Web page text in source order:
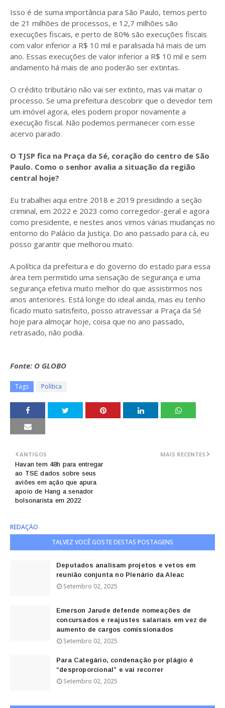
Isso é de suma importância para São Paulo, temos perto
de 21 milhões de processos, e 12,7 milhões são
execuções fiscais, e perto de 80% são execuções fiscais
com valor inferior a R$ 10 mil e paralisada há mais de um
ano. Essas execuções de valor inferior a R$ 10 mil e sem
andamento há mais de ano poderão ser extintas.
O crédito tributário não vai ser extinto, mas vai matar o
processo. Se uma prefeitura descobrir que o devedor tem
um imóvel agora, eles podem propor novamente a
execução fiscal. Não podemos permanecer com esse
acervo parado.
O TJSP fica na Praça da Sé, coração do centro de São
Paulo. Como o senhor avalia a situação da região
central hoje?
Eu trabalhei aqui entre 2018 e 2019 presidindo a seção
criminal, em 2022 e 2023 como corregedor-geral e agora
como presidente, e nestes anos vimos várias mudanças no
entorno do Palácio da Justiça. Do ano passado para cá, eu
posso garantir que melhorou muito.
A política da prefeitura e do governo do estado para essa
área tem permitido uma sensação de segurança e uma
segurança efetiva muito melhor do que assistirmos nos
anos anteriores. Está longe do ideal ainda, mas eu tenho
ficado muito satisfeito, posso atravessar a Praça da Sé
hoje para almoçar hoje, coisa que no ano passado,
retrasado, não podia.
Fonte: O GLOBO
Tags Política
MAIS RECENTES
ANTIGOS
Havan tem 48h para entregar
ao TSE dados sobre seus
aviões em ação que apura
apoio de Hang a senador
bolsonarista em 2022
REDAÇÃO
TALVEZ VOCÊ GOSTE DESTAS POSTAGENS
Deputados analisam projetos e vetos em
reunião conjunta no Plenário da Aleac
Setembro 02, 2025
Emerson Jarude defende nomeações de
concursados e reajustes salariais em vez de
aumento de cargos comissionados
Setembro 02, 2025
Para Calegário, condenação por plágio é
“desproporcional” e vai recorrer
Setembro 02, 2025